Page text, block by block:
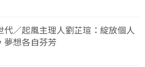
代／起風主理人劉芷瑄：綻放個人
夢想各自芬芳